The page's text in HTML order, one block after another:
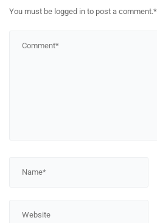
You must be logged in to post a comment.*